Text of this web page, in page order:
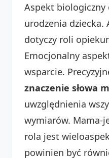
Aspekt biologiczny
urodzenia dziecka.
dotyczy roli
Emocjonalny
wsparcie.
znaczenie słowa
uwzględnienia
wymiarów. Mama-
rola jest
powinien być